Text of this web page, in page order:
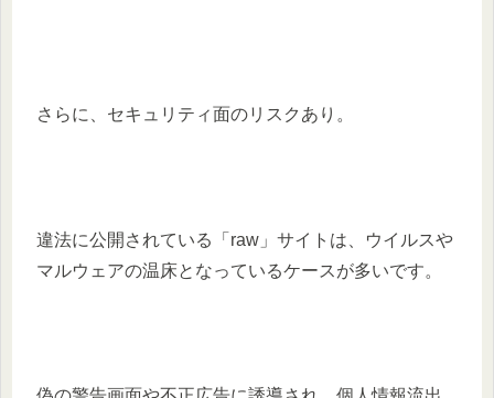
さらに、セキュリティ面のリスクあり。
違法に公開されている「raw」サイトは、ウイルスや
マルウェアの温床となっているケースが多いです。